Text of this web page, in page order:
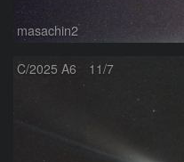
masachin2
C/2025 A6 11/7